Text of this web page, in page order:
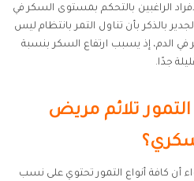
الراغبين بالتحكم بمستوى السكر في
بالذكر بأن تناول التمر بانتظام ليس
الدم، إذ يسبب ارتفاع السكر بنسبة
جدًا.
تلائم مريض
أن كافة أنواع التمور تحتوي على نسب